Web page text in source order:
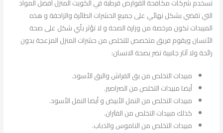
تسخدم شركات مكافحة القوارض قرطبة في الكويت المنزل أفضل المواد
التي تقضي بشكل نهائي على جميع الحشرات الطائرة والزاحفة و هذه
الميبدات تكون مرخصة من وزارة الصحة و لا تؤثر بأي شكل على صحة
الأنسان ويقوم فريق متخصص للتخلص من حشرات المنزل المزعجة بدون
رائحة ولا آثار جانبية تضر بصحة الانسان:
مبيدات التخلص من بق الفراش والبق الأسود.
أيضا مبيدات التخلص من الصراصير.
مبيدات التخلص من النمل الأبيض و أيضا النمل الأسود.
كذلك مبيدات التخلص من الفئران.
مبيدات التخلص من الناموس والذباب.